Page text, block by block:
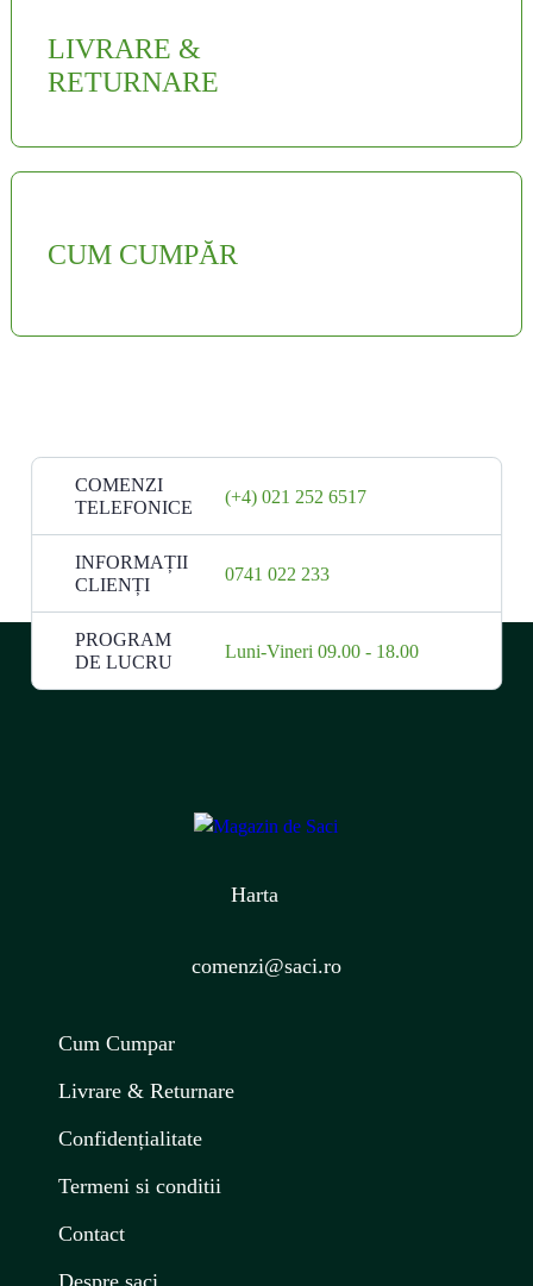
LIVRARE &
RETURNARE
CUM CUMPĂR
COMENZI
TELEFONICE
(+4) 021 252 6517
INFORMAȚII
CLIENȚI
0741 022 233
PROGRAM
DE LUCRU
Luni-Vineri 09.00 - 18.00
Harta
comenzi@saci.ro
Cum Cumpar
Livrare & Returnare
Confidențialitate
Termeni si conditii
Contact
Despre saci